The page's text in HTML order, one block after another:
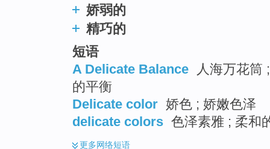
娇弱的
精巧的
短语
A Delicate Balance
人海万花筒
的平衡
Delicate color 娇色 ; 娇嫩色泽
delicate colors 色泽素雅 ; 柔和
更多网络短语